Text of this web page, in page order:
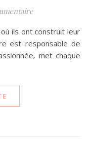
est responsable de
met chaque